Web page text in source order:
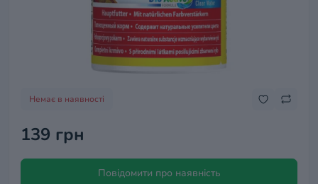
Немає в наявності
139 грн
Повідомити про наявність